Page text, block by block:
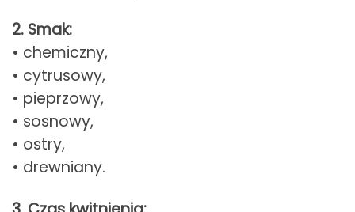
2. Smak:
• chemiczny,
• cytrusowy,
• pieprzowy,
• sosnowy,
• ostry,
• drewniany.